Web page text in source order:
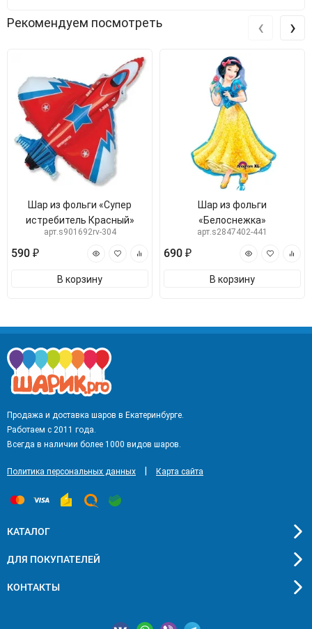
Рекомендуем посмотреть
Шар из фольги «Супер
истребитель Красный»
арт.s901692rv-304
590 ₽
В корзину
Шар из фольги
«Белоснежка»
арт.s2847402-441
690 ₽
В корзину
‹ ›
Продажа и доставка шаров в Екатеринбурге.
Работаем с 2011 года.
Всегда в наличии более 1000 видов шаров.
Политика персональных данных Карта сайта
КАТАЛОГ
ДЛЯ ПОКУПАТЕЛЕЙ
КОНТАКТЫ